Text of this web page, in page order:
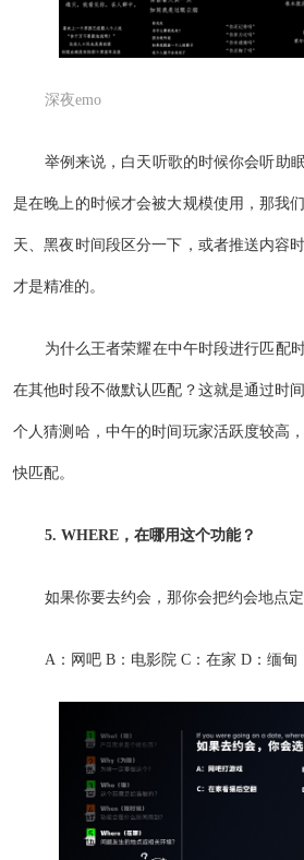
深夜emo
举例来说，白天听歌的时候你会听助
是在晚上的时候才会被大规模使用，那我
天、黑夜时间段区分一下，或者推送内容
才是精准的。
为什么王者荣耀在中午时段进行匹配
在其他时段不做默认匹配？这就是通过时
个人猜测哈，中午的时间玩家活跃度较高
快匹配。
5. WHERE，在哪用这个功能？
如果你要去约会，那你会把约会地点
A：网吧 B：电影院 C：在家 D：缅甸